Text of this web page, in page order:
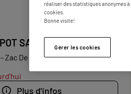
3
SAINT-NAZAIRE
Zac De Savine
Plus d'infos
réaliser des statistiques anonymes
cookies.
Bonne visite!
Gérer les cookies